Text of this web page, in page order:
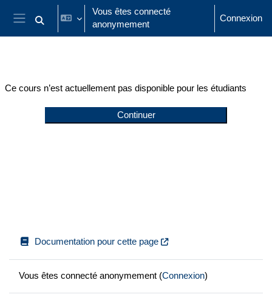
Passer au contenu principal
Panneau latéral
Activer/désactiver la saisie de recherche
Vous êtes connecté
anonymement
Connexion
Ce cours n’est actuellement pas disponible pour les étudiants
Continuer
Documentation pour cette page
Vous êtes connecté anonymement (Connexion)